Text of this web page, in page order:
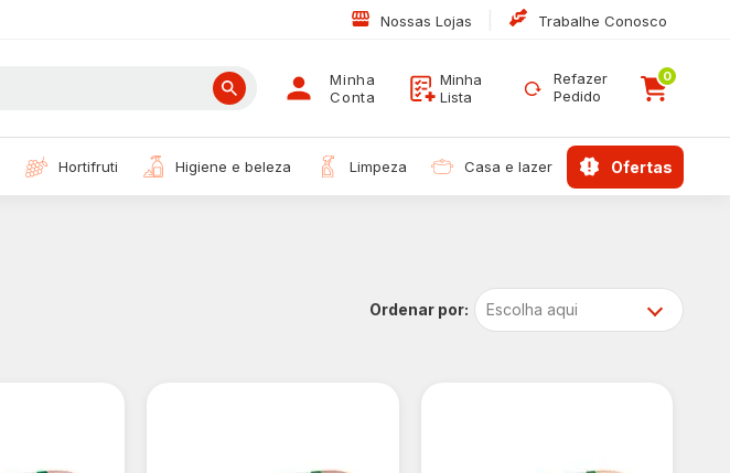
Nossas Lojas Trabalhe Conosco
Minha
Conta
Minha
Lista
Refazer
Pedido
0
hortifruti higiene e beleza limpeza casa e lazer ofertas
Escolha aqui